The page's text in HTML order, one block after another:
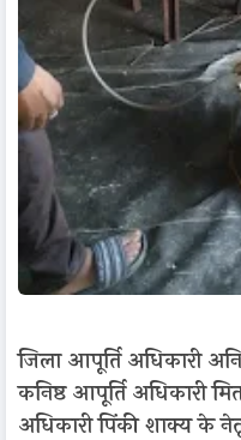
जिला आपूर्ति अधिकारी
कनिष्ठ आपूर्ति अधिकारी
अधिकारी पिंकी शाक्य के